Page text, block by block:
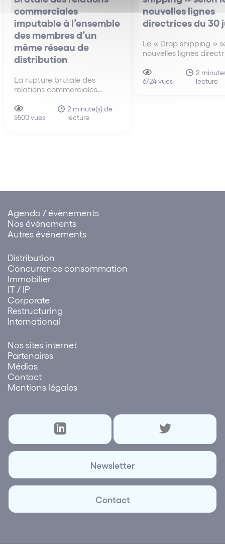
commerciales
imputable à l’ensemble
des membres d’un
même réseau de
distribution
La rupture brutale des
relations commerciales
membres d’un même réseau
de distribution La faute tirée
5500 vues
2 minute(s) de
lecture
nouvelles lignes
directrices du 30
Le « Drop shipping »
nouvelles lignes
anciennes lignes
de 2010, les nouvelles
6724 vues
2
lecture
Agenda / évènements
Nos événements
Autres événements
Distribution
Concurrence consommation
Immobilier
IT / IP
Corporate
Restructuring
International
Nos sites internet
Partenaires
Médias
Contact
Mentions légales
Newsletter
Contact